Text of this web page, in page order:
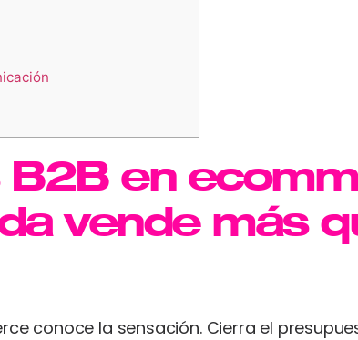
en
vende más
conoce la sensación. Cierra el